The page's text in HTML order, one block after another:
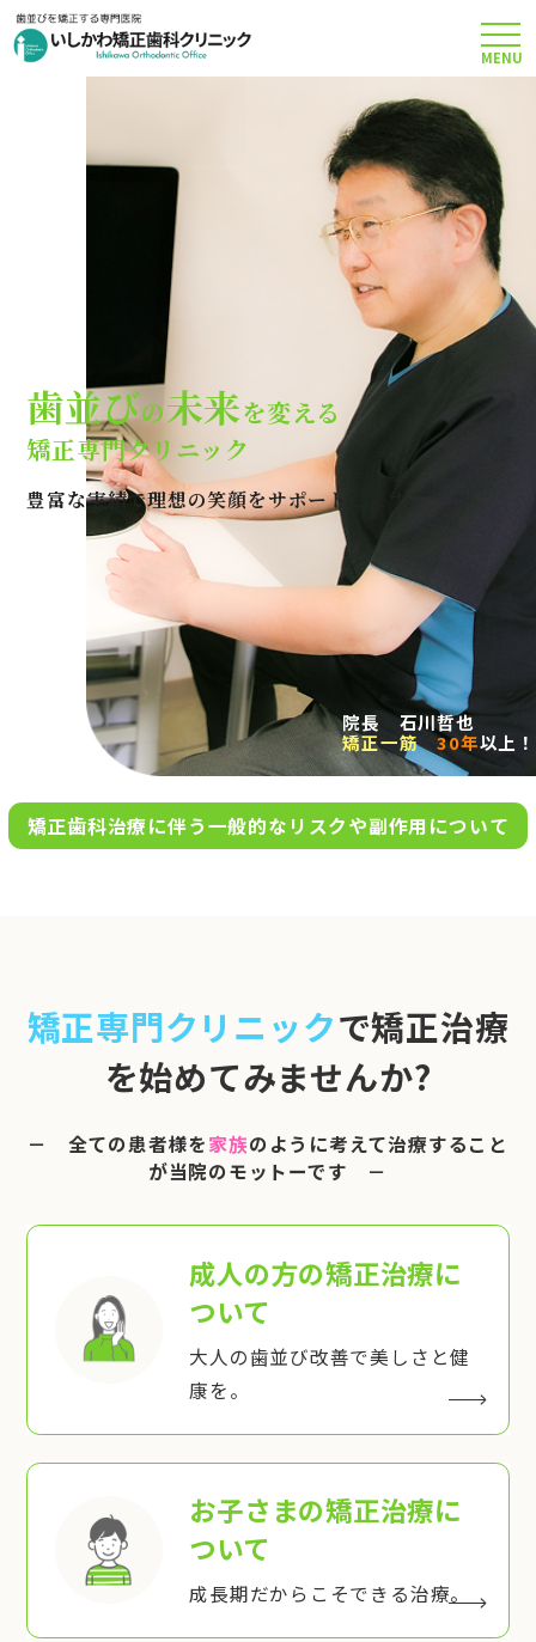
矯正治療について
当院のこだわり
費用について
クリニック案内
Q＆A
アクセス
お問い合わせ
完全
0120-695-578
※日曜は不定期で診療してい
ます
MENU
歯並びの未来を変える
矯正専門クリニック
豊富な実績で理想の笑顔をサポートします
院長 石川哲也
矯正一筋
30年以上！
矯正歯科治療に伴う一般的なリスクや副作用について
矯正専門クリニックで矯正治療
を始めてみませんか?
－ 全ての患者様を家族のように考えて治療すること
が当院のモットーです －
成人の方の矯正治療に
ついて
大人の歯並び改善で美しさと健
康を。
お子さまの矯正治療に
ついて
成長期だからこそできる治療。